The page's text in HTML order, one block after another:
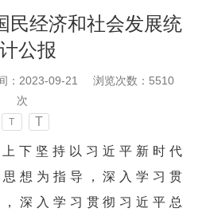
民经济和社会发展统
计公报
：2023-09-21 浏览次数： 5510
次
T T
下坚持以习近平新时代
想为指导，深入学习贯
深入学习贯彻习近平总